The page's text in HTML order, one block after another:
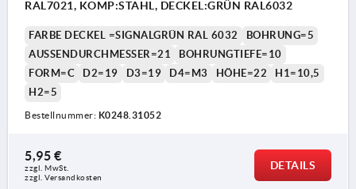
RAL7021, KOMP:STAHL, DECKEL:GRÜN RAL6032
FARBE DECKEL =SIGNALGRÜN RAL 6032
BOHRUNG=5
AUSSENDURCHMESSER=21
BOHRUNGTIEFE=10
FORM=C
D2=19 D3=19 D4=M3 HÖHE=22
H1=10,5
H2=5
Bestellnummer: K0248.31052
5,95 €
zzgl. MwSt.
zzgl. Versandkosten
DETAILS